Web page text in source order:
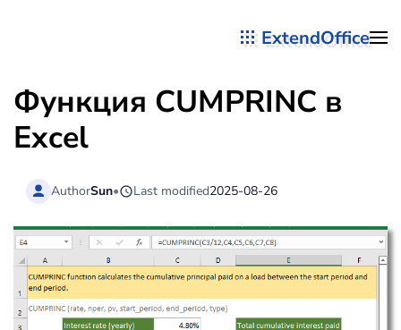
ExtendOffice
Функция CUMPRINC в
Excel
AuthorSun• Last modified2025-08-26